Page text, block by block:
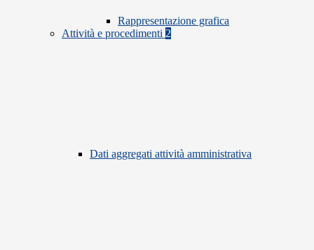
Rappresentazione grafica
Attività e procedimenti 2
Dati aggregati attività amministrativa